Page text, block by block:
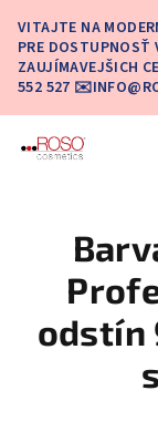
obsah
VITAJTE NA
PRE DOSTUPNOSŤ
ZAUJÍMAVEJŠICH
552 527
odstín